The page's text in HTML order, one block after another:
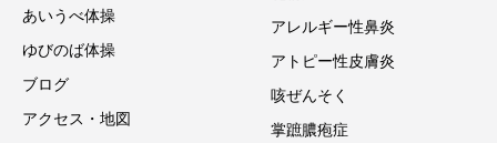
あいうべ体操
ゆびのば体操
ブログ
アクセス・地図
アレルギー性鼻炎
アトピー性皮膚炎
咳ぜんそく
掌蹠膿疱症